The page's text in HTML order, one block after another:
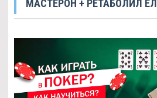
МАСТЕРОН + РЕТАБОЛИЛ